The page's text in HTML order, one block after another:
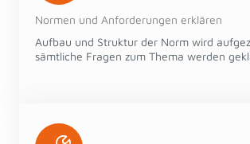
Normen und Anforderungen erklären
Aufbau und Struktur der Norm wird
sämtliche Fragen zum Thema werden